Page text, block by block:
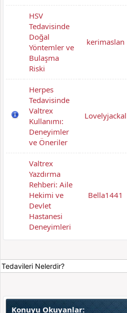
HSV
Tedavisinde
Doğal
Yöntemler ve
Bulaşma
Riski
kerimaslan
Herpes
Tedavisinde
Valtrex
Kullanımı:
Deneyimler
ve Öneriler
Lovelyjackal
Valtrex
Yazdırma
Rehberi: Aile
Hekimi ve
Devlet
Hastanesi
Deneyimleri
Bella1441
Konuyu Okuyanlar: